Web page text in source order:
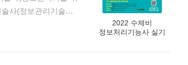
사(정보관리기술사,
2022 수제비
정보처리기능사 실기